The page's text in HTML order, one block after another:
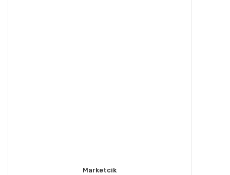
Marketcik